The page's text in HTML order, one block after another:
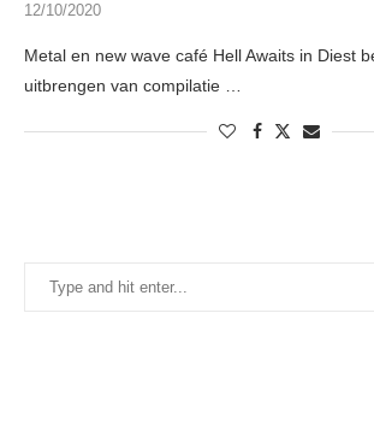
12/10/2020
Metal en new wave café Hell Awaits in Diest
uitbrengen van compilatie …